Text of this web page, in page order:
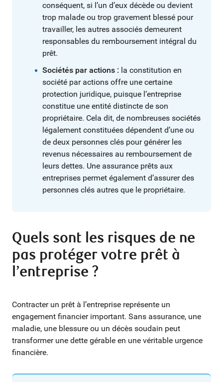
conséquent, si l’un d’eux décède ou devient
trop malade ou trop gravement blessé pour
travailler, les autres associés demeurent
responsables du remboursement intégral du
prêt.
Sociétés par actions : la constitution en
société par actions offre une certaine
protection juridique, puisque l’entreprise
constitue une entité distincte de son
propriétaire. Cela dit, de nombreuses sociétés
légalement constituées dépendent d’une ou
de deux personnes clés pour générer les
revenus nécessaires au remboursement de
leurs dettes. Une assurance prêts aux
entreprises permet également d’assurer des
personnes clés autres que le propriétaire.
Quels sont les risques de ne
pas protéger votre prêt à
l’entreprise ?
Contracter un prêt à l’entreprise représente un
engagement financier important. Sans assurance, une
maladie, une blessure ou un décès soudain peut
transformer une dette gérable en une véritable urgence
financière.